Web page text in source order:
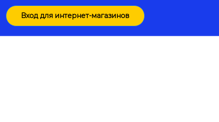
Вход для интернет-магазинов